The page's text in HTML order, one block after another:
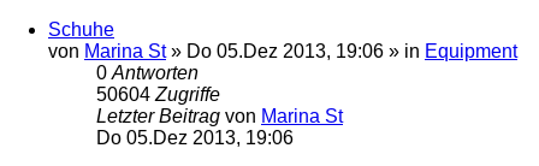
Schuhe
von Marina St» Do 05.Dez 2013, 19:06 » in Equipment
0 Antworten
50604 Zugriffe
Letzter Beitrag von Marina St
Do 05.Dez 2013, 19:06